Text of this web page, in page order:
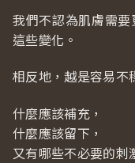
我們不認為肌膚需
這些變化。
相反地，越是容易不
什麼應該補充，
什麼應該留下，
又有哪些不必要的刺